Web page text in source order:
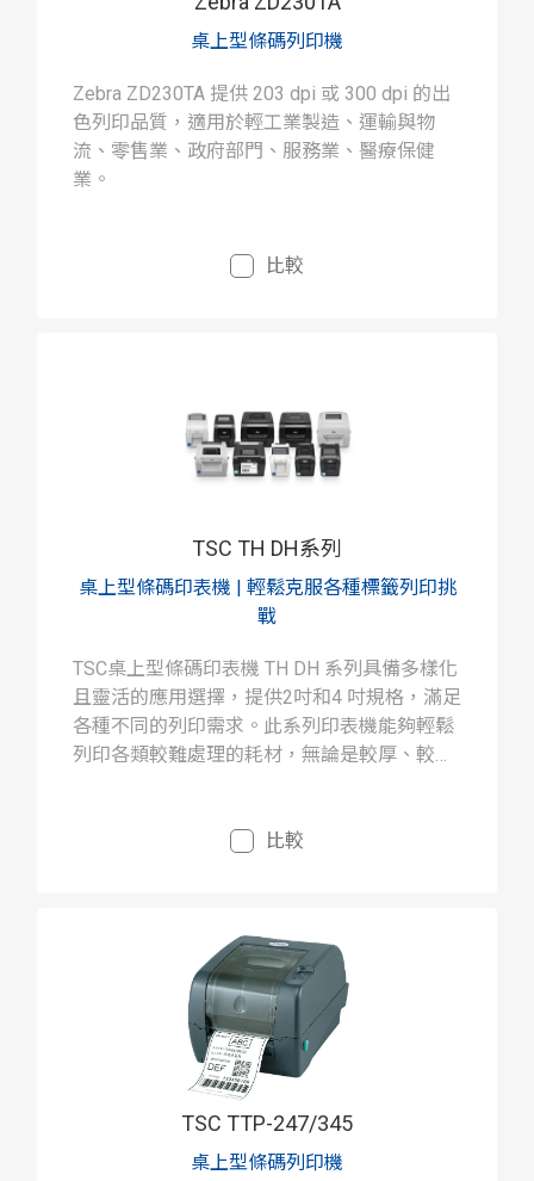
桌上型條碼列印機
Zebra ZD230TA 提供 203 dpi 或 300 dpi 的出
色列印品質，適用於輕工業製造、運輸與物
流、零售業、政府部門、服務業、醫療保健
業。
比較
TSC TH DH系列
桌上型條碼印表機 | 輕鬆克服各種標籤列印挑
戰
TSC桌上型條碼印表機 TH DH 系列具備多樣化
且靈活的應用選擇，提供2吋和4 吋規格，滿足
各種不同的列印需求。此系列印表機能夠輕鬆
列印各類較難處理的耗材，無論是較厚、較
比較
TSC TTP-247/345
桌上型條碼列印機